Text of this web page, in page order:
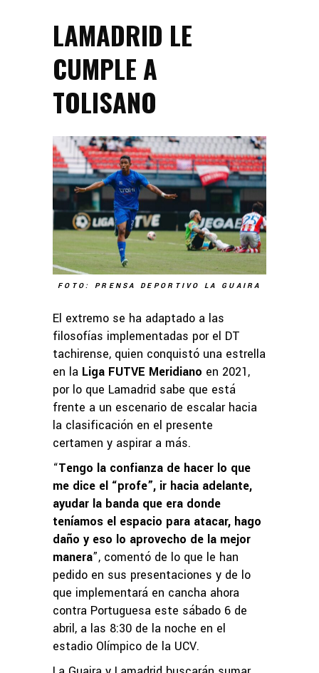
LAMADRID LE
CUMPLE A
TOLISANO
FOTO: PRENSA DEPORTIVO LA GUAIRA
El extremo se ha adaptado a las
filosofías implementadas por el DT
tachirense, quien conquistó una estrella
en la Liga FUTVE Meridiano en 2021,
por lo que Lamadrid sabe que está
frente a un escenario de escalar hacia
la clasificación en el presente
certamen y aspirar a más.
“Tengo la confianza de hacer lo que
me dice el “profe”, ir hacia adelante,
ayudar la banda que era donde
teníamos el espacio para atacar, hago
daño y eso lo aprovecho de la mejor
manera”, comentó de lo que le han
pedido en sus presentaciones y de lo
que implementará en cancha ahora
contra Portuguesa este sábado 6 de
abril, a las 8:30 de la noche en el
estadio Olímpico de la UCV.